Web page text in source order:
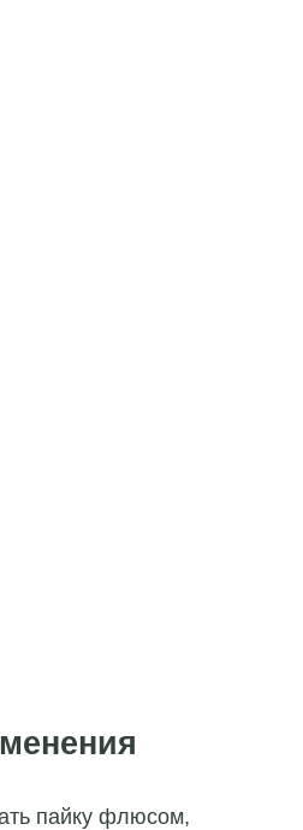
пайку флюсом,